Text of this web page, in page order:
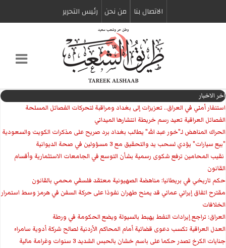
الاتصال بنا من نحن رئیس التحریر
اخر الاخبار
استنفار أمني في العراق.. تعزيزات إلى بغداد ومراقبة لتحركات الفصائل المسلحة
الفصائل العراقية تعيد رسم خريطة انتشارها الميداني
الحراك المناهض لـ"خور عبد الله" يطالب بغداد برد صريح على مذكرات الكويت والسعودية
"بيع سيارات" يؤدي لسحب يد والتحقيق مع 3 مسؤولين في صحة الديوانية
‏ نقيب المحامين ترفع شكوى رسمية بشأن التوسع في الجامعات الاستثمارية وأقسام
القانون
حكم تاريخي في بريطانيا: مناهضة الصهيونية معتقد فلسفي محمي بالقانون
مقترح اتفاق إيراني عماني قد يمنح طهران نفوذا على حركة السفن في هرمز وسط استمرار
الخلافات
العراق: تراجع إيرادات النفط يهبط بالسيولة ويضع الحكومة في ورطة
العدل العراقية تكسب دعوى قضائية أمام المحاكم الأردنية لصالح شركة أدوية سامراء
جنايات الكرخ تصدر حكما على باسم خشان بالحبس الشديد 3 سنوات وغرامة مالية